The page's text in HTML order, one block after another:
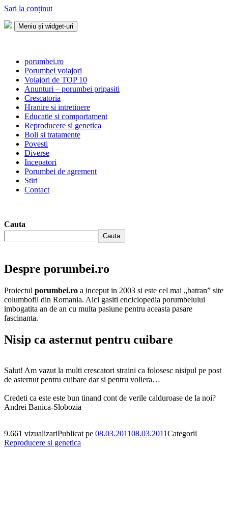
Sari la conținut
Meniu și widget-uri
porumbei.ro
Porumbei voiajori
Voiajori de TOP 10
Anunturi – porumbei pripasiti
Crescatoria
Hranire si intretinere
Educatie si comportament
Reproducere si genetica
Boli si tratamente
Povesti
Diverse
Incepatori
Porumbei de agrement
Stiri
Contact
Cauta
Cauta
Despre porumbei.ro
Proiectul porumbei.ro a inceput in 2003 si este cel mai „batran” site
columbofil din Romania. Aici gasiti enciclopedia porumbelului
imbogatita an de an cu multa pasiune pentru aceasta pasare
fascinanta.
Nisip ca asternut pentru cuibare
Salut! Am vazut la multi crescatori straini ca folosesc nisipul pe post
de asternut pentru cuibare dar si pentru voliera…
Credeti ca este este bun tinand cont de verile calduroase de la noi?
Andrei Banica-Slobozia
9.661 vizualizariPublicat pe 08.03.201108.03.2011Categorii
Reproducere si genetica